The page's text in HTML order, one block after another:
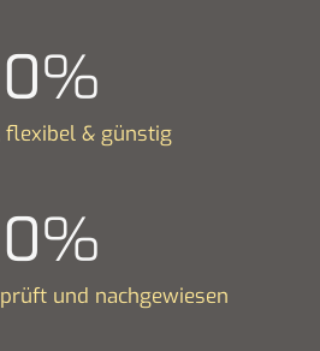
0%
flexibel & günstig
0%
und nachgewiesen